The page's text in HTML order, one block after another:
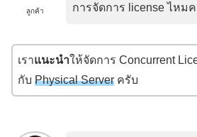
ลูกค้า
การจัดการ license ไหมค
เราแนะนำให้จัดการ Concurrent
กับ Physical Server ครับ